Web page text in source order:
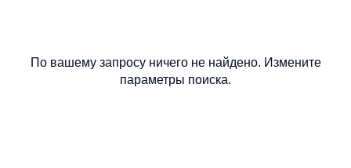
По вашему запросу ничего не найдено. Измените
параметры поиска.